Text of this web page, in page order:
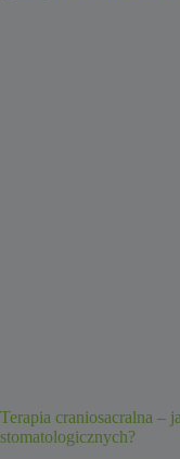
Terapia craniosacralna –
stomatologicznych?